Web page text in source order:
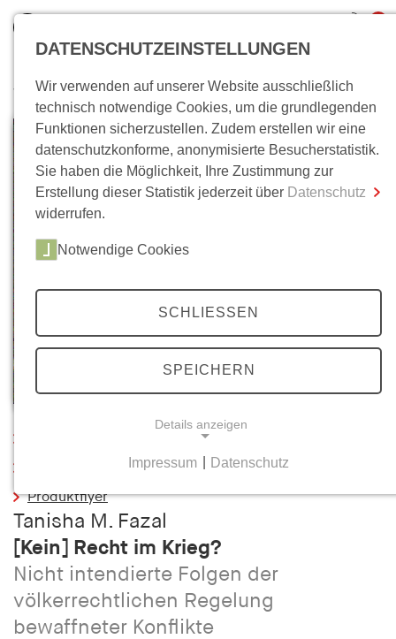
inkl. MwSt.
0,00 €
Zum Warenkorb Zur Kasse
Wo bin ich?
Inhaltsverzeichnis
Produktflyer
Tanisha M. Fazal
[Kein] Recht im Krieg?
Nicht intendierte Folgen der
völkerrechtlichen Regelung
bewaffneter Konflikte
DATENSCHUTZEINSTELLUNGEN
Wir verwenden auf unserer Website ausschließlich
technisch notwendige Cookies, um die grundlegenden
Funktionen sicherzustellen. Zudem erstellen wir eine
datenschutzkonforme, anonymisierte Besucherstatistik.
Sie haben die Möglichkeit, Ihre Zustimmung zur
Erstellung dieser Statistik jederzeit über Datenschutz
widerrufen.
Notwendige Cookies
SCHLIESSEN
SPEICHERN
Details anzeigen
Notwendige Cookies helfen dabei, eine Webseite
nutzbar zu machen, indem sie Grundfunktionen
wie Seitennavigation und Zugriff auf sichere
Bereiche der Webseite ermöglichen. Die Webseite
kann ohne diese Cookies nicht richtig
funktionieren.
Impressum Datenschutz